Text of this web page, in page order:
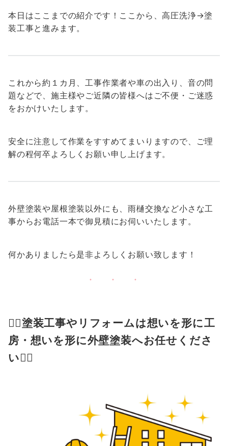
本日はここまでの紹介です！ここから、高圧洗浄→塗
装工事と進みます。
これから約１カ月、工事作業者や車の出入り、音の問
題などで、施主様やご近隣の皆様へはご不便・ご迷惑
をおかけいたします。
安全に注意して作業をすすめてまいりますので、ご理
解の程何卒よろしくお願い申し上げます。
外壁塗装や屋根塗装以外にも、雨樋交換など小さな工
事からお電話一本で御見積にお伺いいたします。
何かありましたら是非よろしくお願い致します！
👍🏻塗装工事やリフォームは想いを形に工
房・想いを形に外壁塗装へお任せくださ
い👍🏻